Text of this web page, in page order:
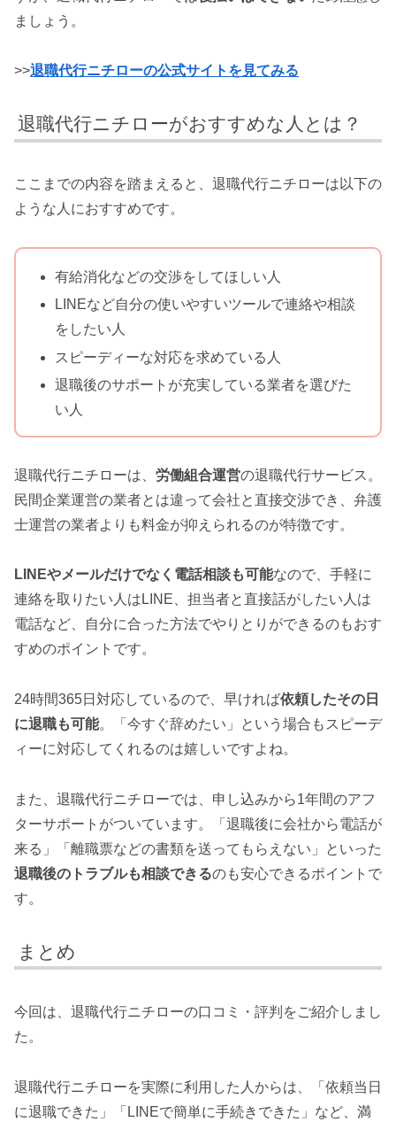
ましょう。
>>退職代行ニチローの公式サイトを見てみる
退職代行ニチローがおすすめな人とは？
ここまでの内容を踏まえると、退職代行ニチローは以下の
ような人におすすめです。
有給消化などの交渉をしてほしい人
LINEなど自分の使いやすいツールで連絡や相談
をしたい人
スピーディーな対応を求めている人
退職後のサポートが充実している業者を選びた
い人
退職代行ニチローは、 労働組合運営の退職代行サービス。
民間企業運営の業者とは違って会社と直接交渉でき、弁護
士運営の業者よりも料金が抑えられるのが特徴です。
LINEやメールだけでなく電話相談も可能なので、手軽に
連絡を取りたい人はLINE、担当者と直接話がしたい人は
電話など、自分に合った方法でやりとりができるのもおす
すめのポイントです。
24時間365日対応しているので、早ければ依頼したその日
に退職も可能。「今すぐ辞めたい」という場合もスピーデ
ィーに対応してくれるのは嬉しいですよね。
また、退職代行ニチローでは、申し込みから1年間のアフ
ターサポートがついています。「退職後に会社から電話が
来る」「離職票などの書類を送ってもらえない」といった
退職後のトラブルも相談できるのも安心できるポイントで
す。
まとめ
今回は、退職代行ニチローの口コミ・評判をご紹介しまし
た。
退職代行ニチローを実際に利用した人からは、「依頼当日
に退職できた」「LINEで簡単に手続きできた」など、満